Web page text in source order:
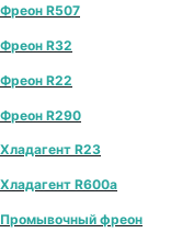
Фреон R507
Фреон R32
Фреон R22
Фреон R290
Хладагент R23
Хладагент R600a
Промывочный фреон